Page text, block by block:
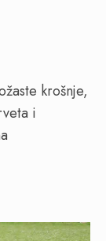
krošnje,
i